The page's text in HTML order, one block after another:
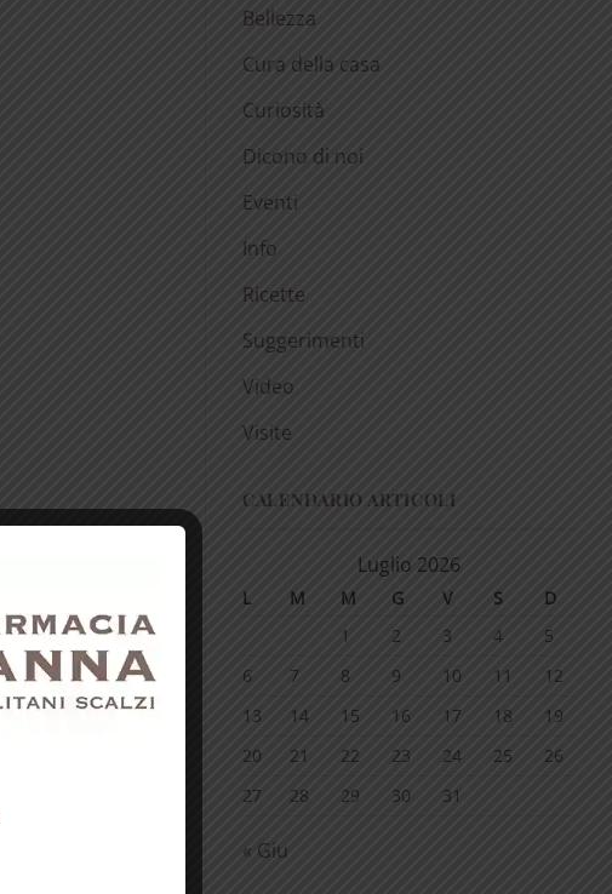
Bellezza
Cura della casa
Curiosità
Dicono di noi
Eventi
Info
Ricette
Suggerimenti
Video
Visite
CALENDARIO ARTICOLI
Luglio 2026
L M M G V S
D
1
2 3 4
5
6
7 8 9 10 11
12
13
14 15 16 17 18
19
20
21 22 23 24 25
26
27
28 29 30 31
« Giu